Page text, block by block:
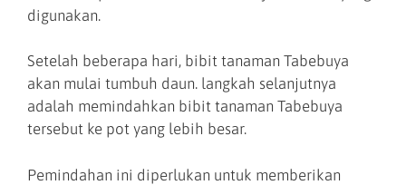
digunakan.
Setelah beberapa hari, bibit tanaman Tabebuya
akan mulai tumbuh daun. langkah selanjutnya
adalah memindahkan bibit tanaman Tabebuya
tersebut ke pot yang lebih besar.
Pemindahan ini diperlukan untuk memberikan